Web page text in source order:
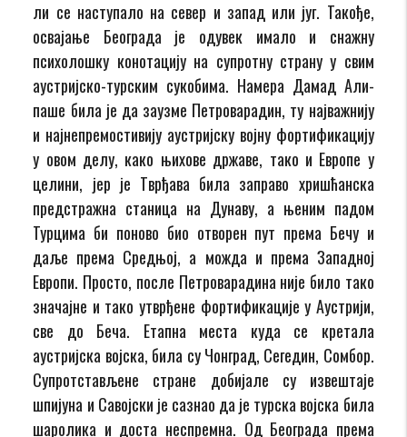
ли се наступало на север и запад или југ. Такође,
освајање Београда је одувек имало и снажну
психолошку конотацију на супротну страну у свим
аустријско-турским сукобима. Намера Дамад Али-
паше била је да заузме Петроварадин, ту најважнију
и најнепремостивију аустријску војну фортификацију
у овом делу, како њихове државе, тако и Европе у
целини, јер је Тврђава била заправо хришћанска
предстражна станица на Дунаву, а њеним падом
Турцима би поново био отворен пут према Бечу и
даље према Средњој, а можда и према Западној
Европи. Просто, после Петроварадина није било тако
значајне и тако утврђене фортификације у Аустрији,
све до Беча. Етапна места куда се кретала
аустријска војска, била су Чонград, Сегедин, Сомбор.
Супротстављене стране добијале су извештаје
шпијуна и Савојски је сазнао да је турска војска била
шаролика и доста неспремна. Од Београда према